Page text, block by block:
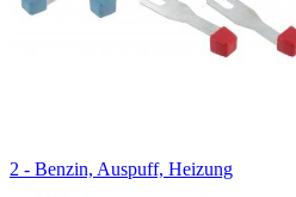
2 - Benzin, Auspuff, Heizung